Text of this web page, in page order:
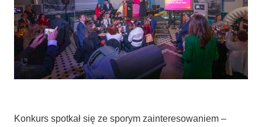
Konkurs spotkał się ze sporym zainteresowaniem –